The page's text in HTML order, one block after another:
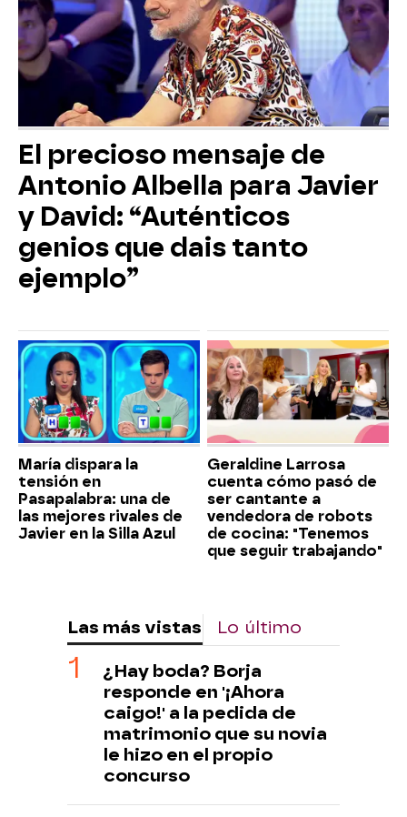
El precioso mensaje de
Antonio Albella para Javier
y David: “Auténticos
genios que dais tanto
ejemplo”
María dispara la
tensión en
Pasapalabra: una de
las mejores rivales de
Javier en la Silla Azul
Geraldine Larrosa
cuenta cómo pasó de
ser cantante a
vendedora de robots
de cocina: "Tenemos
que seguir trabajando"
Las más vistas Lo último
¿Hay boda? Borja
responde en '¡Ahora
caigo!' a la pedida de
matrimonio que su novia
le hizo en el propio
concurso